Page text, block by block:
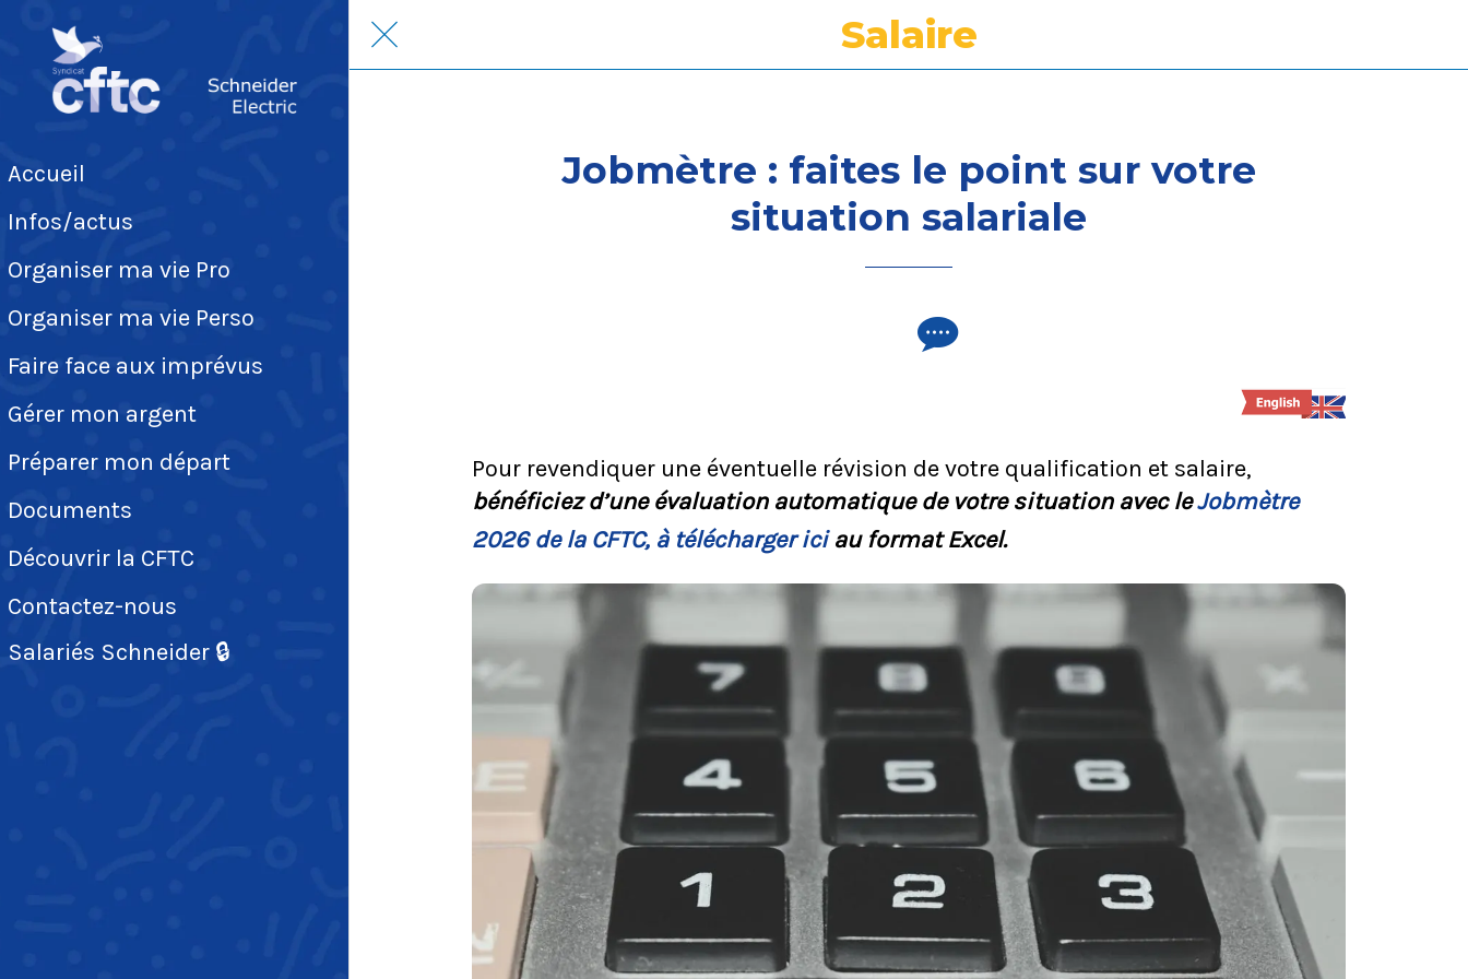
Accueil
Infos/actus
Organiser ma vie Pro
Organiser ma vie Perso
Faire face aux imprévus
Gérer mon argent
Préparer mon départ
Documents
Découvrir la CFTC
Contactez-nous
Salariés Schneider 🔒
Salaire
Jobmètre : faites le point sur votre
situation salariale
Pour revendiquer une éventuelle révision de votre qualification et salaire,
bénéficiez d’une évaluation automatique de votre situation avec leJobmètre
2026 de la CFTC, à télécharger iciau format Excel.